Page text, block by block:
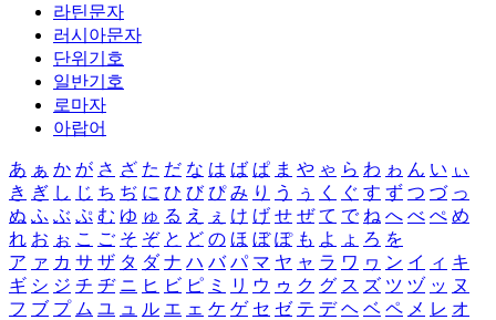
라틴문자
러시아문자
단위기호
일반기호
로마자
아랍어
あ ぁ か が さ ざ た だ な は ば ぱ ま や ゃ ら わ ゎ ん い ぃ
き ぎ し じ ち ぢ に ひ び ぴ み り う ぅ く ぐ す ず つ づ っ
ぬ ふ ぶ ぷ む ゆ ゅ る え ぇ け げ せ ぜ て で ね へ べ ぺ め
れ お ぉ こ ご そ ぞ と ど の ほ ぼ ぽ も よ ょ ろ を
ア ァ カ サ ザ タ ダ ナ ハ バ パ マ ヤ ャ ラ ワ ヮ ン イ ィ キ
ギ シ ジ チ ヂ ニ ヒ ビ ピ ミ リ ウ ゥ ク グ ス ズ ツ ヅ ッ ヌ
フ ブ プ ム ユ ュ ル エ ェ ケ ゲ セ ゼ テ デ ヘ ベ ペ メ レ オ